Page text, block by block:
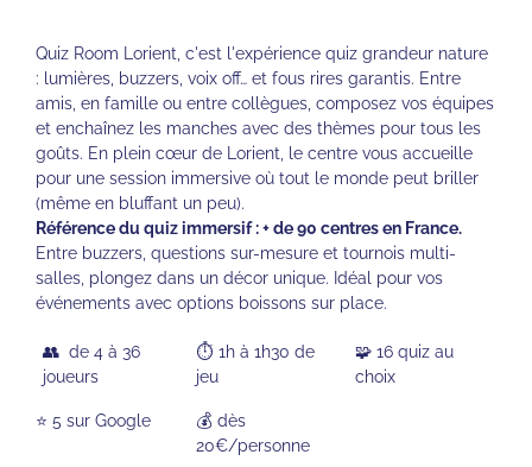
Quiz Room Lorient, c'est l'expérience quiz grandeur nature
: lumières, buzzers, voix off… et fous rires garantis. Entre
amis, en famille ou entre collègues, composez vos équipes
et enchaînez les manches avec des thèmes pour tous les
goûts. En plein cœur de Lorient, le centre vous accueille
pour une session immersive où tout le monde peut briller
(même en bluffant un peu).
Référence du quiz immersif : + de 90 centres en France.
Entre buzzers, questions sur-mesure et tournois multi-
salles, plongez dans un décor unique. Idéal pour vos
événements avec options boissons sur place.
👥 de 4 à 36
joueurs
⏱️ 1h à 1h30 de
jeu
🧩 16 quiz au
choix
⭐️ 5 sur Google
💰 dès
20€/personne